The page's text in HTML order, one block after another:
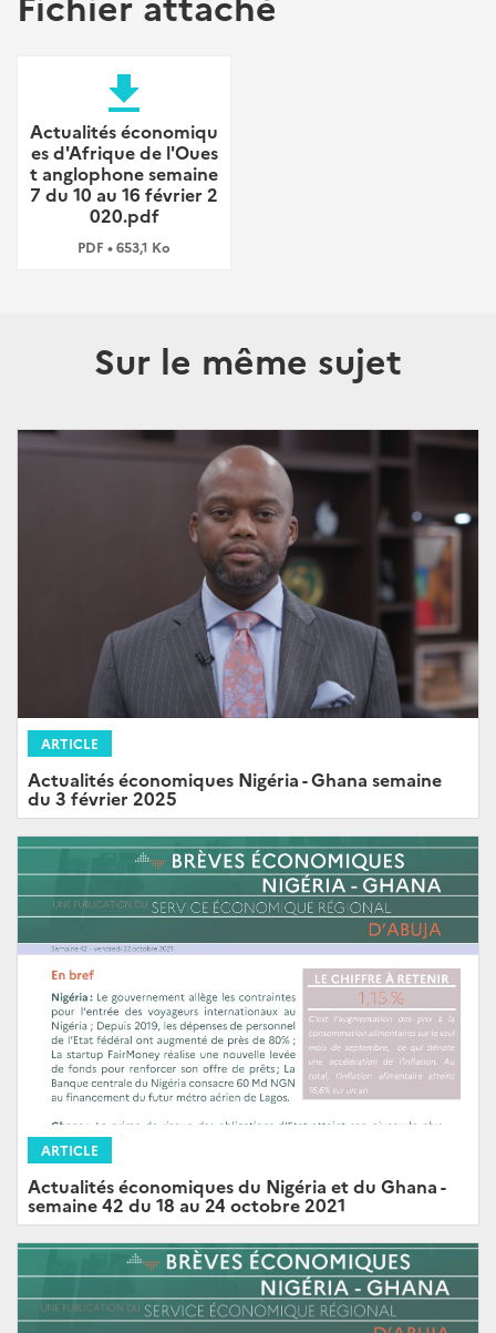
file_download
Actualités économiqu
es d'Afrique de l'Oues
t anglophone semaine
7 du 10 au 16 février 2
020.pdf
PDF • 653,1 Ko
Sur le même sujet
ARTICLE
Actualités économiques Nigéria - Ghana semaine
du 3 février 2025
ARTICLE
Actualités économiques du Nigéria et du Ghana -
semaine 42 du 18 au 24 octobre 2021